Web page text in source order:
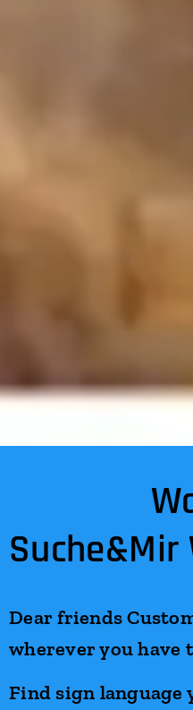
Suche&Mir
Dear friends
wherever you have
Find sign language